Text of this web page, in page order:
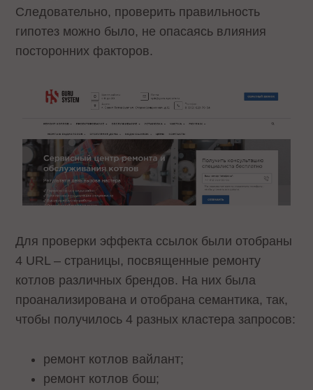
Следовательно, проверить правильность
гипотез можно было, не опасаясь влияния
посторонних факторов.
Для проверки эффекта ссылок были отобраны
4 URL – страницы, посвященные ремонту
котлов различных брендов. На них была
проанализирована и отобрана семантика, так,
чтобы получилось 4 разных кластера запросов:
ремонт котлов вайлант;
ремонт котлов бош;